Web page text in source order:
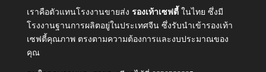
เราคือตัวแทนโรงงานขายส่ง รองเท้าเซฟตี้ ในไทย ซึ่งมี
โรงงานฐานการผลิตอยู่ในประเทศจีน ซึ่งรับนำเข้ารองเท้า
เซฟตี้คุณภาพ ตรงตามความต้องการและงบประมาณของ
คุณ